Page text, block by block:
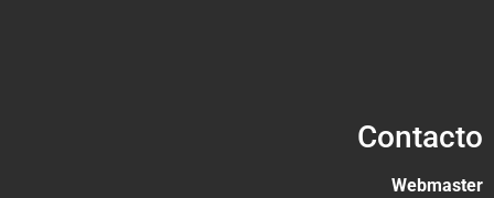
Contacto
Webmaster